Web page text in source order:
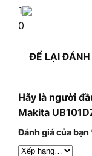
1
0
ĐỂ LẠI ĐÁNH
Hãy là người
Makita
Đánh giá của bạn